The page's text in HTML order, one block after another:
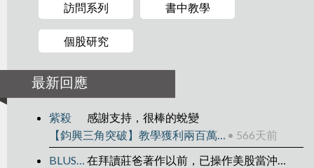
訪問系列 書中教學
個股研究
最新回應
紫殺
感謝支持，很棒的蛻變
【鈞興三角突破】教學獲利兩百萬的技巧公開(簽書會1/4) • 566天前
BLUSJIANG
在拜讀莊爸著作以前，已操作美股當沖兩年，雖然每個月皆為正數但始終無法補捉到大行情。在決定改做隔日沖+波段後，因緣際會下拜讀本著作，兩星期過去了，台股、美股績效居然都有顯著突破，目前就紀律操作+持續充實